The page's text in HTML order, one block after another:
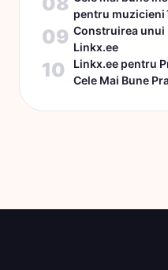
pentru muzicieni
09 Construirea unui
Linkx.ee
10
Linkx.ee pentru
Cele Mai Bune